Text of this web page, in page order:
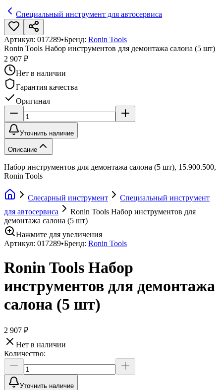
Специальный инструмент для автосервиса
Артикул: 017289•Бренд: Ronin Tools
Ronin Tools Набор инструментов для демонтажа салона (5 шт)
2 907 ₽
Нет в наличии
Гарантия качества
Оригинал
Уточнить наличие
Описание
Набор инструментов для демонтажа салона (5 шт), 15.900.500,
Ronin Tools
Слесарный инструмент
Специальный инструмент
для автосервиса
Ronin Tools Набор инструментов для
демонтажа салона (5 шт)
Нажмите для увеличения
Артикул: 017289•Бренд: Ronin Tools
Ronin Tools Набор
инструментов для демонтажа
салона (5 шт)
2 907 ₽
Нет в наличии
Количество:
Уточнить наличие